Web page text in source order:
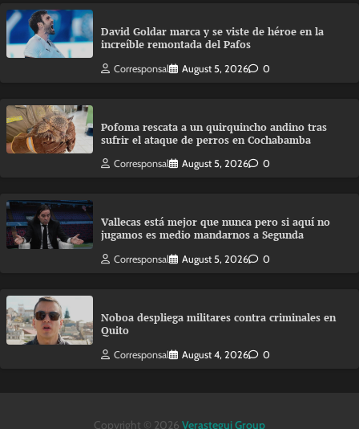
David Goldar marca y se viste de héroe en la
increíble remontada del Pafos
Corresponsal August 5, 2026 0
Pofoma rescata a un quirquincho andino tras
sufrir el ataque de perros en Cochabamba
Corresponsal August 5, 2026 0
Vallecas está mejor que nunca pero si aquí no
jugamos es medio mandarnos a Segunda
Corresponsal August 5, 2026 0
Noboa despliega militares contra criminales en
Quito
Corresponsal August 4, 2026 0
Copyright © 2026 Verastegui Group